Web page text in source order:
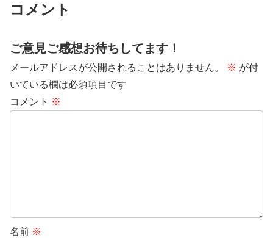
コメント
ご意見ご感想お待ちしてます！
メールアドレスが公開されることはありません。 ※ が付
いている欄は必須項目です
コメント ※
名前 ※